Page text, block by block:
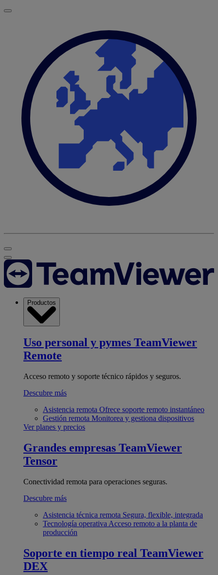
Productos
Uso personal y pymes TeamViewer
Remote
Acceso remoto y soporte técnico rápidos y seguros.
Descubre más
Asistencia remota Ofrece soporte remoto instantáneo
Gestión remota Monitorea y gestiona dispositivos
Ver planes y precios
Grandes empresas TeamViewer
Tensor
Conectividad remota para operaciones seguras.
Descubre más
Asistencia técnica remota Segura, flexible, integrada
Tecnología operativa Acceso remoto a la planta de
producción
Soporte en tiempo real TeamViewer
DEX